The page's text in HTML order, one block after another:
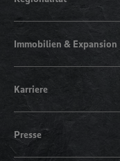
Immobilien & Expansion
Karriere
Presse